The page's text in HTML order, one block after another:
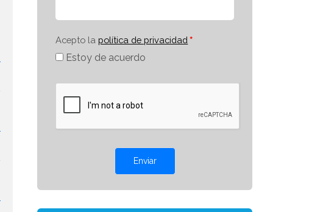
Acepto la política de privacidad
Estoy de acuerdo
Enviar